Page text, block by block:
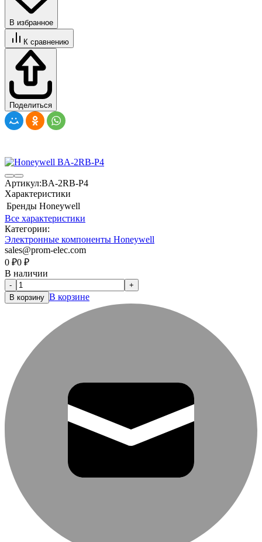
В избранное
К сравнению
Поделиться
Артикул:BA-2RB-P4
Характеристики
Бренды Honeywell
Все характеристики
Категории:
Электронные компоненты Honeywell
sales@prom-elec.com
0 ₽0 ₽
В наличии
-
+
В корзину В корзине